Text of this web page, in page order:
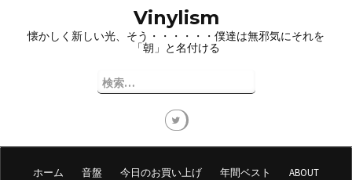
プ
Vinylism
懐かしく新しい光、そう・・・・・・僕達は無邪気にそれを
「朝」と名付ける
検
索:
ホーム 音盤 今日のお買い上げ 年間ベスト ABOUT